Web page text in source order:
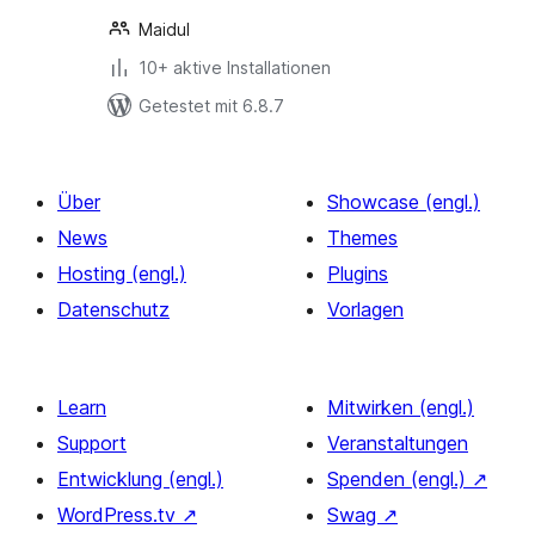
Maidul
10+ aktive Installationen
Getestet mit 6.8.7
Über
News
Hosting (engl.)
Datenschutz
Showcase (engl.)
Themes
Plugins
Vorlagen
Learn
Support
Entwicklung (engl.)
WordPress.tv ↗
Mitwirken (engl.)
Veranstaltungen
Spenden (engl.) ↗
Swag ↗